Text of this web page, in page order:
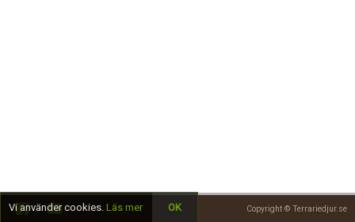
Copyright © Terrariedjur.se
Vi använder cookies. Läs mer OK